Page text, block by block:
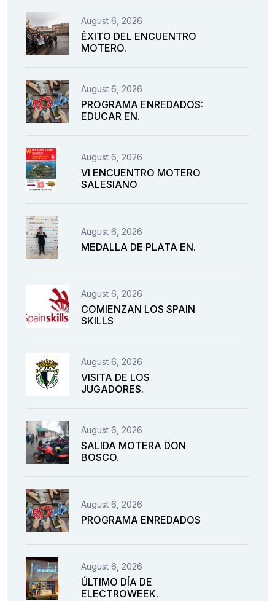
August 6, 2026
ÉXITO DEL ENCUENTRO
MOTERO.
August 6, 2026
PROGRAMA ENREDADOS:
EDUCAR EN.
August 6, 2026
VI ENCUENTRO MOTERO
SALESIANO
August 6, 2026
MEDALLA DE PLATA EN.
August 6, 2026
COMIENZAN LOS SPAIN
SKILLS
August 6, 2026
VISITA DE LOS
JUGADORES.
August 6, 2026
SALIDA MOTERA DON
BOSCO.
August 6, 2026
PROGRAMA ENREDADOS
August 6, 2026
ÚLTIMO DÍA DE
ELECTROWEEK.